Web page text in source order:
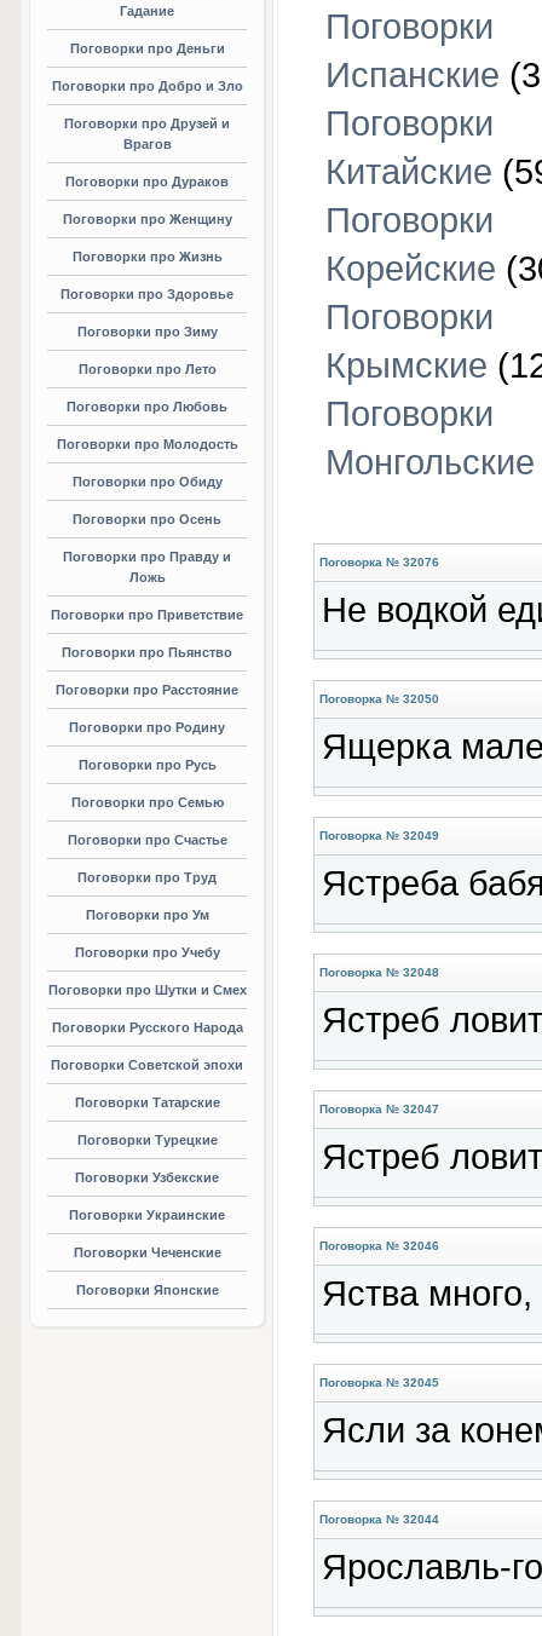
Гадание
Поговорки про Деньги
Поговорки про Добро и Зло
Поговорки про Друзей и
Врагов
Поговорки про Дураков
Поговорки про Женщину
Поговорки про Жизнь
Поговорки про Здоровье
Поговорки про Зиму
Поговорки про Лето
Поговорки про Любовь
Поговорки про Молодость
Поговорки про Обиду
Поговорки про Осень
Поговорки про Правду и
Ложь
Поговорки про Приветствие
Поговорки про Пьянство
Поговорки про Расстояние
Поговорки про Родину
Поговорки про Русь
Поговорки про Семью
Поговорки про Счастье
Поговорки про Труд
Поговорки про Ум
Поговорки про Учебу
Поговорки про Шутки и Смех
Поговорки Русского Народа
Поговорки Советской эпохи
Поговорки Татарские
Поговорки Турецкие
Поговорки Узбекские
Поговорки Украинские
Поговорки Чеченские
Поговорки Японские
Поговорки
Испанские
Поговорки
Китайские
Поговорки
Корейские
Поговорки
Крымские
Поговорки
Монгольские
Поговорка № 32076
Не водкой
Поговорка № 32050
Ящерка
Поговорка № 32049
Ястреба
Поговорка № 32048
Ястреб
Поговорка № 32047
Ястреб
Поговорка № 32046
Яства
Поговорка № 32045
Ясли за
Поговорка № 32044
Ярославль-